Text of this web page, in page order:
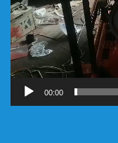
00:00